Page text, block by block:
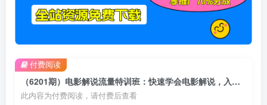
（6201期）电影解说流量特训班：快速学会电影解说，入门+进阶+剪辑速成+直播课
此内容为付费阅读，请付费后查看
付费阅读